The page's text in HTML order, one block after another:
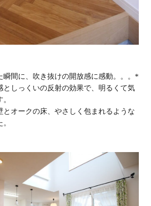
瞬間に、吹き抜けの開放感に感動。。。*
としっくいの反射の効果で、明るくて気
とオークの床、やさしく包まれるような